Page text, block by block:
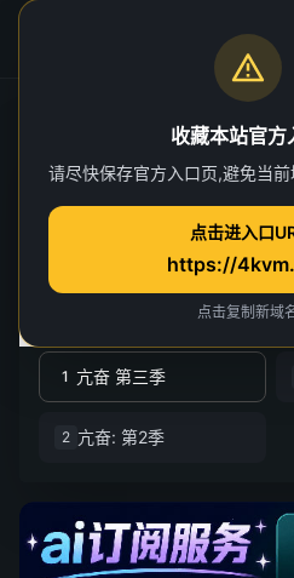
亢奋 第三季
第 7 集
1 亢奋 第三季
2 亢奋: 第2季
收藏本站官方
请尽快保存官方入口页,避免当
点击进入口
https://
点击复制新域